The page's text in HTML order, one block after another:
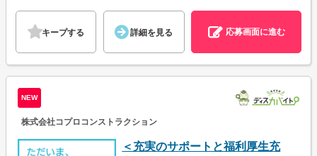
キープする 詳細を見る 応募画面に進む
NEW
株式会社コプロコンストラクション
＜充実のサポートと福利厚生充